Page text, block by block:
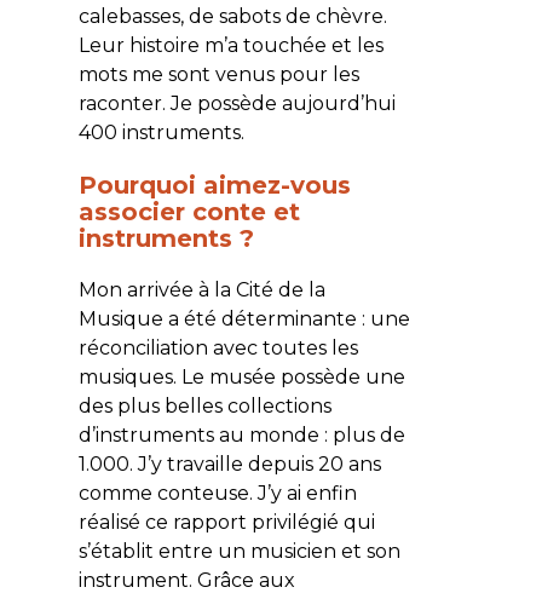
calebasses, de sabots de chèvre.
Leur histoire m’a touchée et les
mots me sont venus pour les
raconter. Je possède aujourd’hui
400 instruments.
Pourquoi aimez-vous
associer conte et
instruments ?
Mon arrivée à la Cité de la
Musique a été déterminante : une
réconciliation avec toutes les
musiques. Le musée possède une
des plus belles collections
d’instruments au monde : plus de
1.000. J’y travaille depuis 20 ans
comme conteuse. J’y ai enfin
réalisé ce rapport privilégié qui
s’établit entre un musicien et son
instrument. Grâce aux